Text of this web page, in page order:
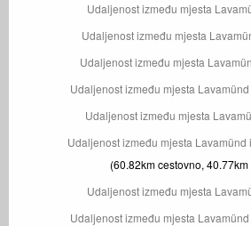
Udaljenost između mjesta
Udaljenost između mjesta
Udaljenost između mjesta
Udaljenost između mjesta
Udaljenost između mjesta
Udaljenost između mjesta Lavamünd
(60.82km cestovno,
Udaljenost između mjesta
Udaljenost između mjesta